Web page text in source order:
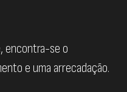
encontra-se o
e uma arrecadação.